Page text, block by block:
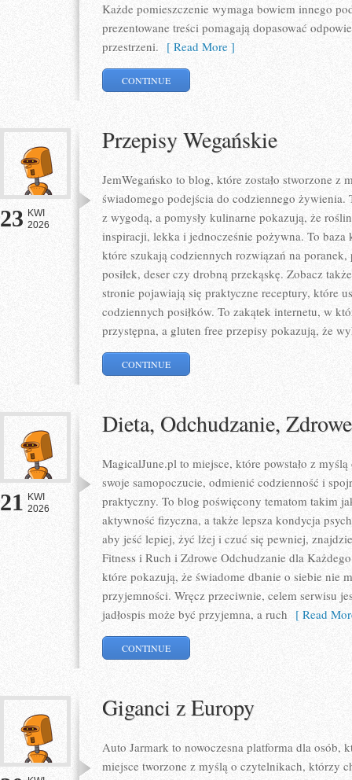
Każde pomieszczenie wymaga bowiem innego
prezentowane treści pomagają dopasować
przestrzeni. [ Read More ]
CONTINUE
23 KWI
2026
Przepisy Wegańskie
JemWegańsko to blog, które zostało stworzone z
świadomego podejścia do codziennego żywienia.
z wygodą, a pomysły kulinarne pokazują, że
inspiracji, lekka i jednocześnie pożywna. To
które szukają codziennych rozwiązań na
posiłek, deser czy drobną przekąskę. Zobacz
stronie pojawiają się praktyczne receptury, które
codziennych posiłków. To zakątek internetu, w
przystępna, a gluten free przepisy pokazują, że
CONTINUE
21 KWI
2026
Dieta, Odchudzanie,
MagicalJune.pl to miejsce, które powstało z
swoje samopoczucie, odmienić codzienność i
praktyczny. To blog poświęcony tematom takim
aktywność fizyczna, a także lepsza kondycja
aby jeść lepiej, żyć lżej i czuć się pewniej,
Fitness i Ruch i Zdrowe Odchudzanie dla
które pokazują, że świadome dbanie o siebie nie
przyjemności. Wręcz przeciwnie, celem serwisu
jadłospis może być przyjemna, a ruch [ Read
CONTINUE
Giganci z Europy
Auto Jarmark to nowoczesna platforma dla osób,
miejsce tworzone z myślą o czytelnikach, którzy